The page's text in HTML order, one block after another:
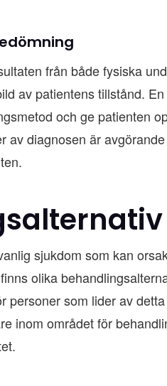
från både fysiska
av patientens tillstånd.
och ge patienten
av diagnosen är
sjukdom som kan
olika
personer som lider av
inom området för